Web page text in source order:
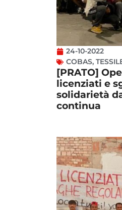
24-10-2022
COBAS,
[PRATO]
licenziati e
solidarietà
continua